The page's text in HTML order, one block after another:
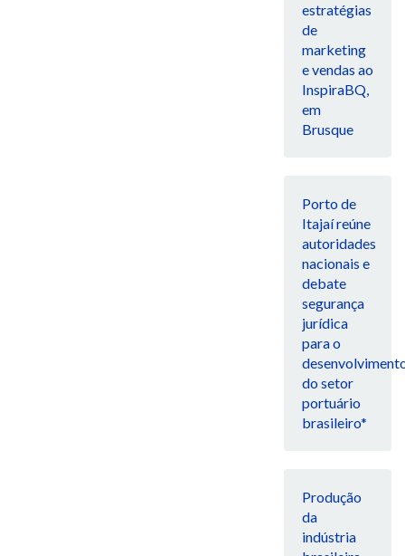
estratégias
de
marketing
e vendas ao
InspiraBQ,
em
Brusque
Porto de
Itajaí reúne
autoridades
nacionais e
debate
segurança
jurídica
para o
do setor
portuário
brasileiro*
Produção
da
indústria